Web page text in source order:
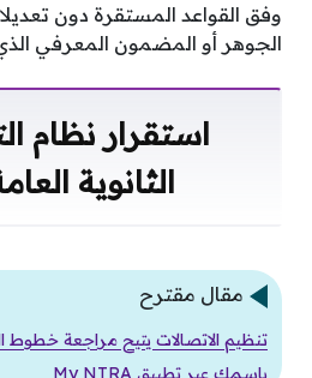
وفق القواعد المستقرة دون
الجوهر أو المضمون المعرفي
استقرار نظام
الثانوية العامة
مقال مقترح
تنظيم الاتصالات يتيح مراجعة
باسمك عبر تطبيق My NTRA